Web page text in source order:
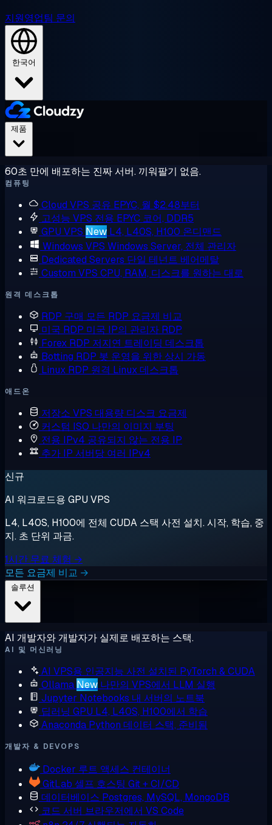
지원영업팀 문의
한국어
60초 만에 배포하는 진짜 서버. 끼워팔기 없음.
컴퓨팅
Cloud VPS 공유 EPYC, 월 $2.48부터
고성능 VPS 전용 EPYC 코어, DDR5
GPU VPS New L4, L40S, H100 온디맨드
Windows VPS Windows Server, 전체 관리자
Dedicated Servers 단일 테넌트 베어메탈
Custom VPS CPU, RAM, 디스크를 원하는 대로
원격 데스크톱
RDP 구매 모든 RDP 요금제 비교
미국 RDP 미국 IP의 관리자 RDP
Forex RDP 저지연 트레이딩 데스크톱
Botting RDP 봇 운영을 위한 상시 가동
Linux RDP 원격 Linux 데스크톱
애드온
저장소 VPS 대용량 디스크 요금제
커스텀 ISO 나만의 이미지 부팅
전용 IPv4 공유되지 않는 전용 IP
추가 IP 서버당 여러 IPv4
신규
AI 워크로드용 GPU VPS
L4, L40S, H100에 전체 CUDA 스택 사전 설치. 시작, 학습, 중
지. 초 단위 과금.
1시간 무료 체험 →
모든 요금제 비교 →
AI 개발자와 개발자가 실제로 배포하는 스택.
AI 및 머신러닝
AI VPS용 인공지능 사전 설치된 PyTorch & CUDA
Ollama New 나만의 VPS에서 LLM 실행
Jupyter Notebooks 내 서버의 노트북
딥러닝 GPU L4, L40S, H100에서 학습
Anaconda Python 데이터 스택, 준비됨
개발자 & DEVOPS
Docker 루트 액세스 컨테이너
GitLab 셀프 호스팅 Git + CI/CD
데이터베이스 Postgres, MySQL, MongoDB
코드 서버 브라우저에서 VS Code